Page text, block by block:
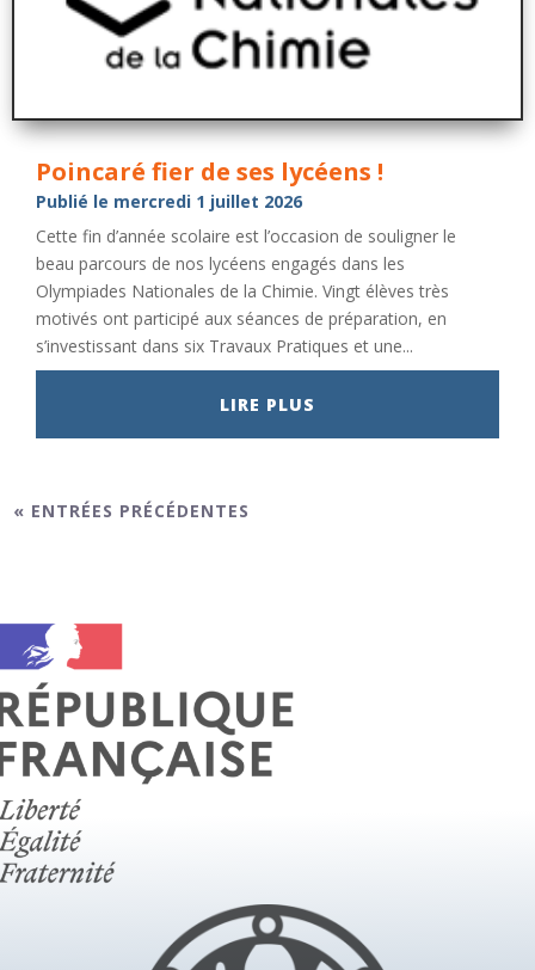
Poincaré fier de ses lycéens !
Publié le mercredi 1 juillet 2026
Cette fin d’année scolaire est l’occasion de souligner le
beau parcours de nos lycéens engagés dans les
Olympiades Nationales de la Chimie. Vingt élèves très
motivés ont participé aux séances de préparation, en
s’investissant dans six Travaux Pratiques et une...
LIRE PLUS
« ENTRÉES PRÉCÉDENTES